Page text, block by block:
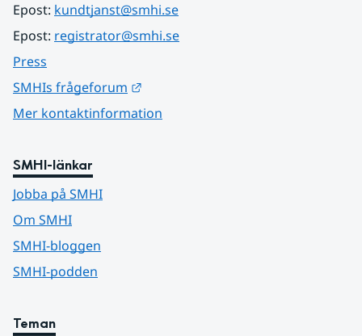
Epost: kundtjanst@smhi.se
Epost: registrator@smhi.se
Press
SMHIs frågeforum
Mer kontaktinformation
SMHI-länkar
Jobba på SMHI
Om SMHI
SMHI-bloggen
SMHI-podden
Teman